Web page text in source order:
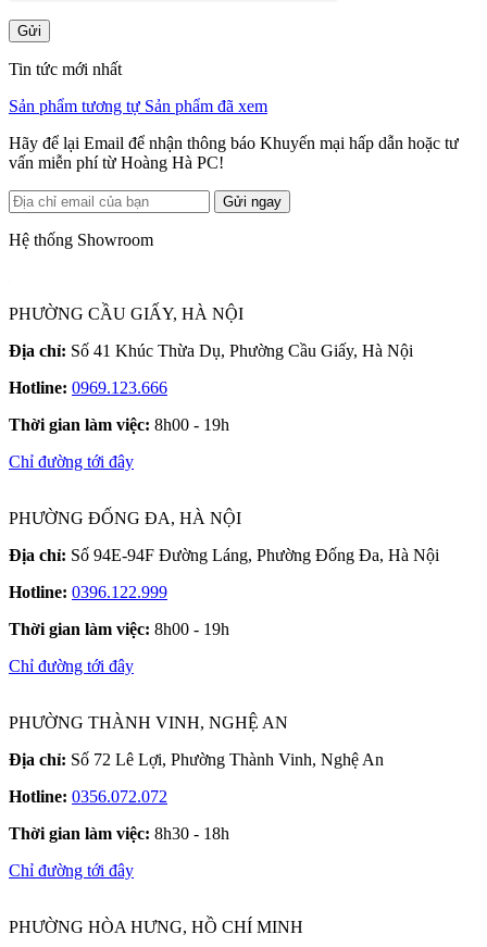
Gửi
Tin tức mới nhất
Sản phẩm tương tự Sản phẩm đã xem
Hãy để lại Email để nhận thông báo Khuyến mại hấp dẫn hoặc tư
vấn miễn phí từ Hoàng Hà PC!
Gửi ngay
Hệ thống Showroom
PHƯỜNG CẦU GIẤY, HÀ NỘI
Địa chỉ: Số 41 Khúc Thừa Dụ, Phường Cầu Giấy, Hà Nội
Hotline: 0969.123.666
Thời gian làm việc: 8h00 - 19h
Chỉ đường tới đây
PHƯỜNG ĐỐNG ĐA, HÀ NỘI
Địa chỉ: Số 94E-94F Đường Láng, Phường Đống Đa, Hà Nội
Hotline: 0396.122.999
Thời gian làm việc: 8h00 - 19h
Chỉ đường tới đây
PHƯỜNG THÀNH VINH, NGHỆ AN
Địa chỉ: Số 72 Lê Lợi, Phường Thành Vinh, Nghệ An
Hotline: 0356.072.072
Thời gian làm việc: 8h30 - 18h
Chỉ đường tới đây
PHƯỜNG HÒA HƯNG, HỒ CHÍ MINH